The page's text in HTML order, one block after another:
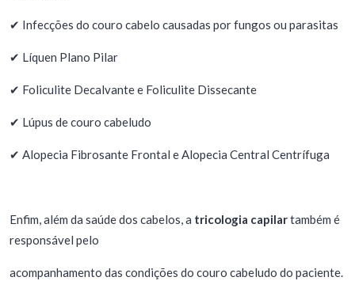
✔ Infecções do couro cabelo causadas por fungos ou parasitas
✔ Líquen Plano Pilar
✔ Foliculite Decalvante e Foliculite Dissecante
✔ Lúpus de couro cabeludo
✔ Alopecia Fibrosante Frontal e Alopecia Central Centrífuga
Enfim, além da saúde dos cabelos, a tricologia capilartambém é
responsável pelo
acompanhamento das condições do couro cabeludo do paciente.